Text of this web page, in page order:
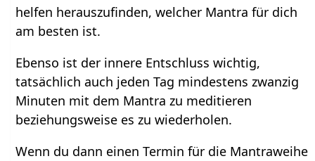
helfen herauszufinden, welcher Mantra für dich
am besten ist.
Ebenso ist der innere Entschluss wichtig,
tatsächlich auch jeden Tag mindestens zwanzig
Minuten mit dem Mantra zu meditieren
beziehungsweise es zu wiederholen.
Wenn du dann einen Termin für die Mantraweihe